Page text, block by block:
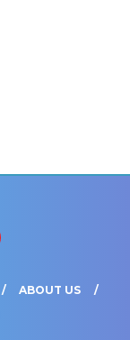
ABOUT US